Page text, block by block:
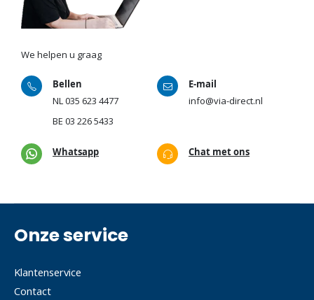
We helpen u graag
Bellen
NL035 623 4477
BE 03 226 5433
E-mail
info@via-direct.nl
Whatsapp Chat met ons
Onze service
Klantenservice
Contact